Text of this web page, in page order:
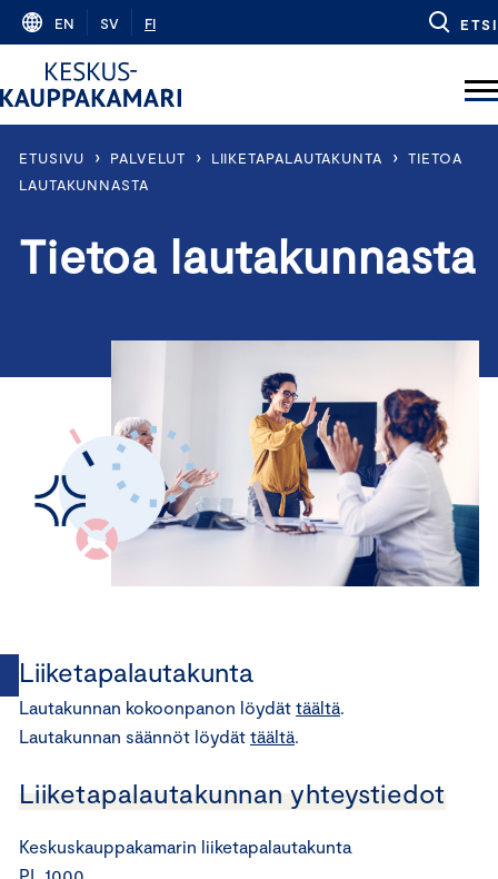
Skip
content
EN SV FI ETSI
ETUSIVU › PALVELUT › LIIKETAPALAUTAKUNTA › TIETOA
LAUTAKUNNASTA
Tietoa lautakunnasta
Liiketapalautakunta
Lautakunnan kokoonpanon löydät täältä.
Lautakunnan säännöt löydät täältä.
Liiketapalautakunnan yhteystiedot
Keskuskauppakamarin liiketapalautakunta